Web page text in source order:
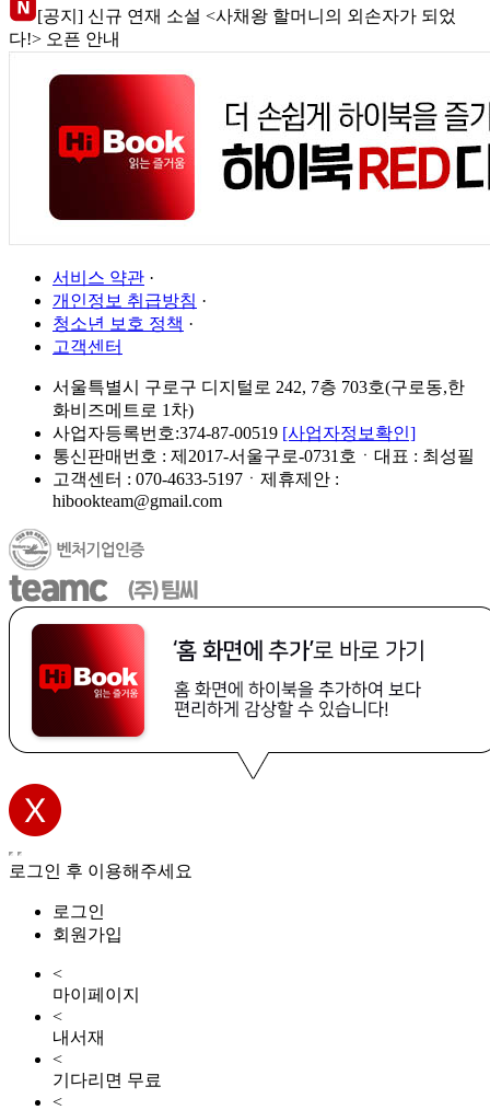
[공지] 신규 연재 소설 <사채왕 할머니의 외손자가 되었
다!> 오픈 안내
서비스 약관 ·
개인정보 취급방침 ·
청소년 보호 정책 ·
고객센터
서울특별시 구로구 디지털로 242, 7층 703호(구로동,한
화비즈메트로 1차)
사업자등록번호:374-87-00519 [사업자정보확인]
통신판매번호 : 제2017-서울구로-0731호ㆍ대표 : 최성필
고객센터 : 070-4633-5197ㆍ제휴제안 :
hibookteam@gmail.com
로그인 후 이용해주세요
로그인
회원가입
<
마이페이지
<
내서재
<
기다리면 무료
<